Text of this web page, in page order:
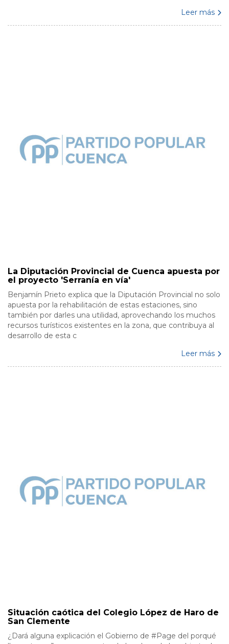
Leer más
La Diputación Provincial de Cuenca apuesta por
el proyecto 'Serranía en vía'
Benjamín Prieto explica que la Diputación Provincial no solo
apuesta por la rehabilitación de estas estaciones, sino
también por darles una utilidad, aprovechando los muchos
recursos turísticos existentes en la zona, que contribuya al
desarrollo de esta c
Leer más
Situación caótica del Colegio López de Haro de
San Clemente
¿Dará alguna explicación el Gobierno de #Page del porqué